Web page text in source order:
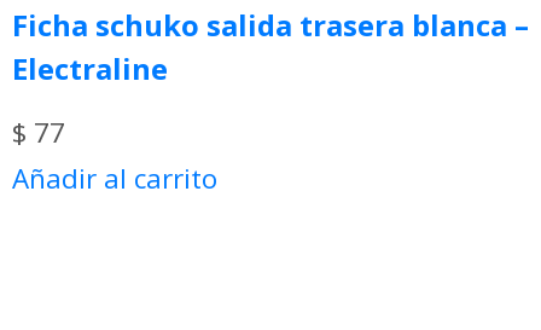
Ficha schuko salida trasera blanca –
Electraline
$ 77
Añadir al carrito